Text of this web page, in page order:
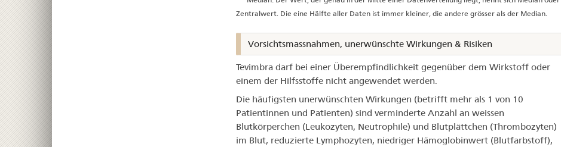
Zentralwert. Die eine Hälfte aller Daten ist immer kleiner, die andere grösser als der Median.
Vorsichtsmassnahmen, unerwünschte Wirkungen & Risiken
Tevimbra darf bei einer Überempfindlichkeit gegenüber dem Wirkstoff oder
einem der Hilfsstoffe nicht angewendet werden.
Die häufigsten unerwünschten Wirkungen (betrifft mehr als 1 von 10
Patientinnen und Patienten) sind verminderte Anzahl an weissen
Blutkörperchen (Leukozyten, Neutrophile) und Blutplättchen (Thrombozyten)
im Blut, reduzierte Lymphozyten, niedriger Hämoglobinwert (Blutfarbstoff),